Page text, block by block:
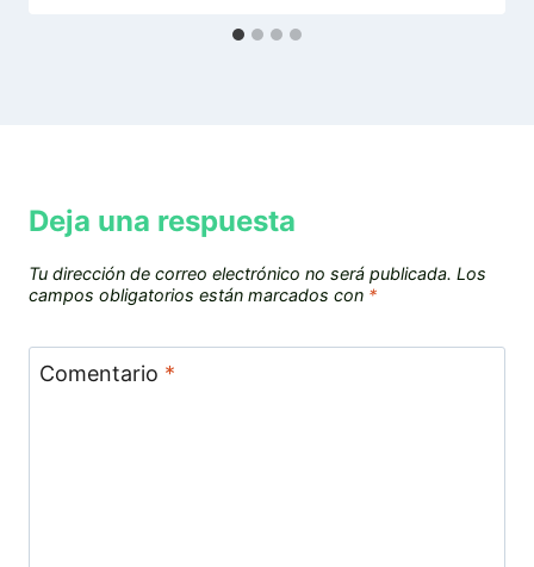
Deja una respuesta
Tu dirección de correo electrónico no será publicada. Los
campos obligatorios están marcados con *
Comentario *